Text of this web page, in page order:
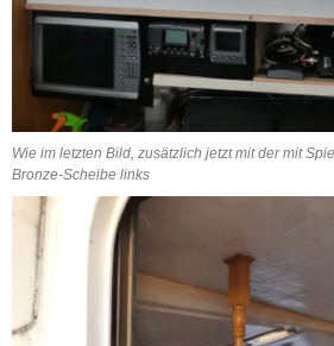
Wie im letzten Bild, zusätzlich jetzt mit der mit
Bronze-Scheibe links